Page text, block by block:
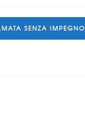
SENZA IMPEGNO